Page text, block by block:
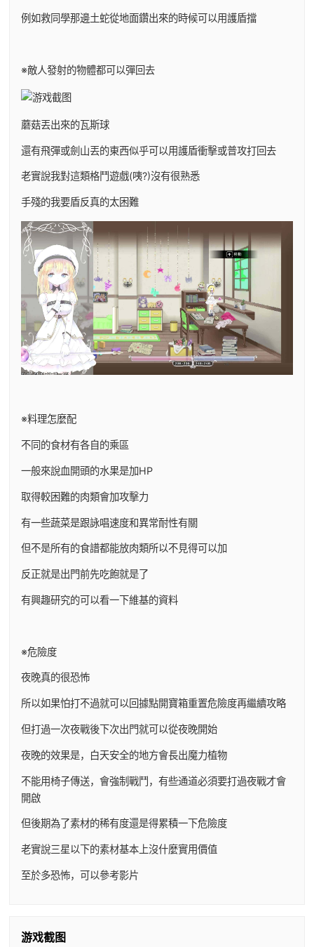
例如救同學那邊土蛇從地面鑽出來的時候可以用護盾擋
※敵人發射的物體都可以彈回去
蘑菇丟出來的瓦斯球
還有飛彈或劍山丟的東西似乎可以用護盾衝擊或普攻打回去
老實說我對這類格鬥遊戲(咦?)沒有很熟悉
手殘的我要盾反真的太困難
※料理怎麼配
不同的食材有各自的乘區
一般來說血開頭的水果是加HP
取得較困難的肉類會加攻擊力
有一些蔬菜是跟詠唱速度和異常耐性有關
但不是所有的食譜都能放肉類所以不見得可以加
反正就是出門前先吃飽就是了
有興趣研究的可以看一下維基的資料
※危險度
夜晚真的很恐怖
所以如果怕打不過就可以回據點開寶箱重置危險度再繼續攻略
但打過一次夜戰後下次出門就可以從夜晚開始
夜晚的效果是，白天安全的地方會長出魔力植物
不能用椅子傳送，會強制戰鬥，有些通道必須要打過夜戰才會
開啟
但後期為了素材的稀有度還是得累積一下危險度
老實說三星以下的素材基本上沒什麼實用價值
至於多恐怖，可以參考影片
游戏截图